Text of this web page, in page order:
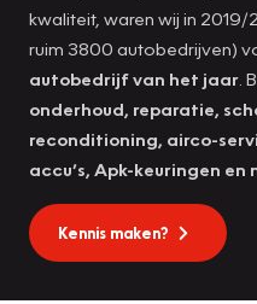
kwaliteit, waren wij in
ruim 3800 autobedrijven)
autobedrijf van het jaar .
onderhoud, reparatie,
reconditioning, airco-
accu’s, Apk-keuringen en
Kennis maken?